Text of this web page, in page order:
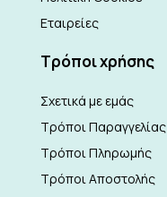
Εταιρείες
Τρόποι χρήσης
Σχετικά με εμάς
Τρόποι Παραγγελίας
Τρόποι Πληρωμής
Τρόποι Αποστολής